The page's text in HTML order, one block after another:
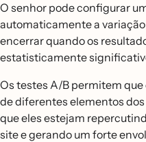
O senhor pode configurar
automaticamente a
encerrar quando os
estatisticamente
Os testes A/B permitem
de diferentes elementos
que eles estejam
site e gerando um forte